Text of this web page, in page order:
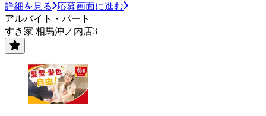
詳細を見る
応募画面に進む
アルバイト・パート
すき家 相馬沖ノ内店3